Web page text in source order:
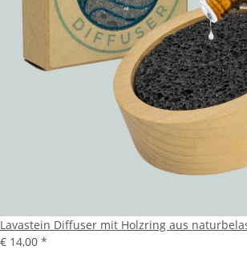
Lavastein Diffuser mit Holzring aus
€ 14,00 *